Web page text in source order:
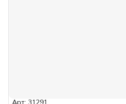
Арт: 31291